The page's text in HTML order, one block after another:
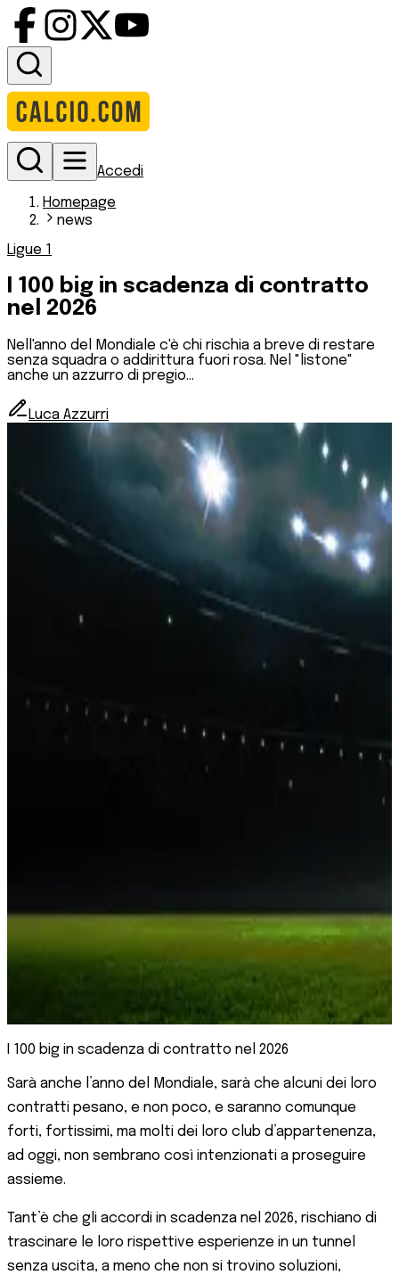
Accedi
Homepage
news
Ligue 1
I 100 big in scadenza di contratto
nel 2026
Nell'anno del Mondiale c'è chi rischia a breve di restare
senza squadra o addirittura fuori rosa. Nel "listone"
anche un azzurro di pregio...
Luca Azzurri
I 100 big in scadenza di contratto nel 2026
Sarà anche l’anno del Mondiale, sarà che alcuni dei loro
contratti pesano, e non poco, e saranno comunque
forti, fortissimi, ma molti dei loro club d’appartenenza,
ad oggi, non sembrano così intenzionati a proseguire
assieme.
Tant’è che gli accordi in scadenza nel 2026, rischiano di
trascinare le loro rispettive esperienze in un tunnel
senza uscita, a meno che non si trovino soluzioni,